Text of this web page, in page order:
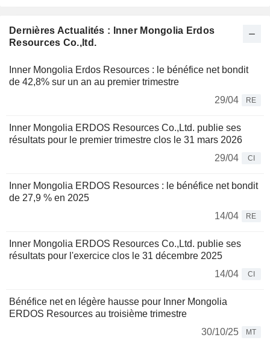
Dernières Actualités : Inner Mongolia Erdos
Resources Co.,ltd.
Inner Mongolia Erdos Resources : le bénéfice net bondit
de 42,8% sur un an au premier trimestre
29/04
RE
Inner Mongolia ERDOS Resources Co.,Ltd. publie ses
résultats pour le premier trimestre clos le 31 mars 2026
29/04
CI
Inner Mongolia ERDOS Resources : le bénéfice net bondit
de 27,9 % en 2025
14/04
RE
Inner Mongolia ERDOS Resources Co.,Ltd. publie ses
résultats pour l'exercice clos le 31 décembre 2025
14/04
CI
Bénéfice net en légère hausse pour Inner Mongolia
ERDOS Resources au troisième trimestre
30/10/25
MT